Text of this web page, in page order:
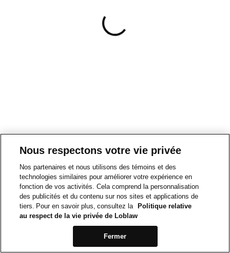
Nous respectons votre vie privée
Nos partenaires et nous utilisons des témoins et des
technologies similaires pour améliorer votre expérience en
fonction de vos activités. Cela comprend la personnalisation
des publicités et du contenu sur nos sites et applications de
tiers. Pour en savoir plus, consultez la
Politique relative
au respect de la vie privée de Loblaw
Fermer